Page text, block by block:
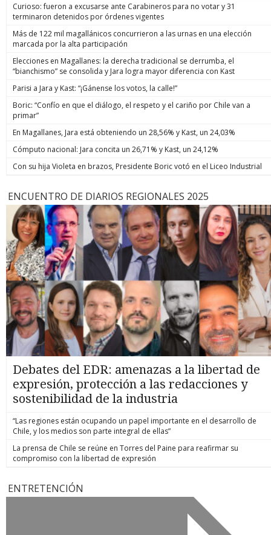
Curioso: fueron a excusarse ante Carabineros para no votar y 31
terminaron detenidos por órdenes vigentes
Más de 122 mil magallánicos concurrieron a las urnas en una elección
marcada por la alta participación
Elecciones en Magallanes: la derecha tradicional se derrumba, el
“bianchismo” se consolida y Jara logra mayor diferencia con Kast
Parisi a Jara y Kast: “¡Gánense los votos, la calle!”
Boric: “Confío en que el diálogo, el respeto y el cariño por Chile van a
primar”
En Magallanes, Jara está obteniendo un 28,56% y Kast, un 24,03%
Cómputo nacional: Jara concita un 26,71% y Kast, un 24,12%
Con su hija Violeta en brazos, Presidente Boric votó en el Liceo Industrial
ENCUENTRO DE DIARIOS REGIONALES 2025
Debates del EDR: amenazas a la libertad de
expresión, protección a las redacciones y
sostenibilidad de la industria
“Las regiones están ocupando un papel importante en el desarrollo de
Chile, y los medios son parte integral de ellas”
La prensa de Chile se reúne en Torres del Paine para reafirmar su
compromiso con la libertad de expresión
ENTRETENCIÓN